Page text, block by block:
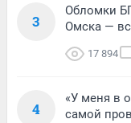
3
Обломки
Омска —
17 894
4
«У меня в
самой